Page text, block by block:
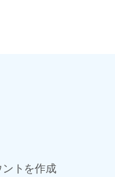
ントを作成